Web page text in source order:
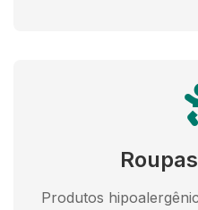
Produtos